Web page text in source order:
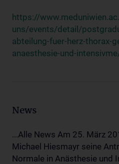
https://
uns/events/detail/
abteilung-fuer-herz-thorax-
anaesthesie-und-
News
...Alle News Am 25. März
Michael Hiesmayr seine
Normale in Anästhesie und